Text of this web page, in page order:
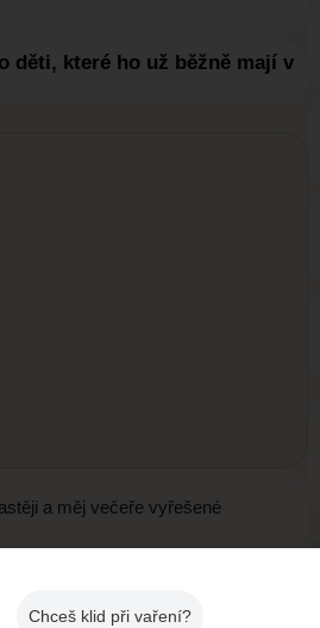
děti, které ho už běžně mají v
a měj večeře vyřešené
Chceš klid při vaření?